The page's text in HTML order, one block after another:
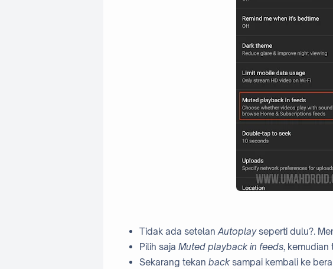
Tidak ada setelanAutoplayseperti dulu?.
Pilih saja Muted playback in feeds, kemudian
Sekarang tekan backsampai kembali ke